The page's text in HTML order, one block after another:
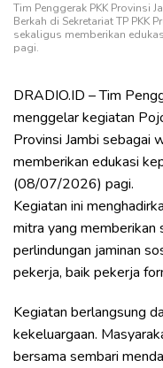
Tim Penggerak PKK Provinsi
Berkah di Sekretariat TP PKK
sekaligus memberikan
pagi.
DRADIO.ID – Tim
menggelar kegiatan
Provinsi Jambi sebagai
memberikan edukasi
(08/07/2026) pagi.
Kegiatan ini
mitra yang memberikan
perlindungan jaminan
pekerja, baik pekerja
Kegiatan berlangsung
kekeluargaan.
bersama sembari